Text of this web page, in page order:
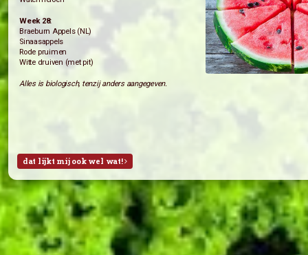
Alles is biologisch, tenzij anders aangegeven.
dat lijkt mij ook wel wat!
Braeburn Appels (NL)
Bananen
Abrikozen
Watermeloen
Week 28:
Braeburn Appels (NL)
Sinaasappels